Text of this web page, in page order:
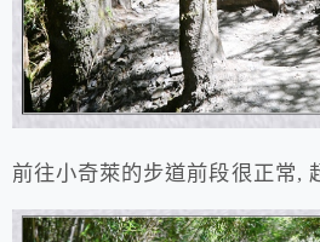
前往小奇萊的步道前段很正常,